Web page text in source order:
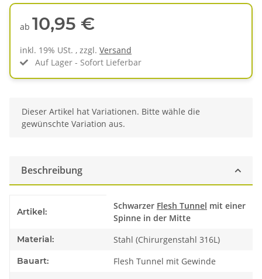
ab 10,95 €
inkl. 19% USt. , zzgl. Versand
Auf Lager - Sofort Lieferbar
x
Dieser Artikel hat Variationen. Bitte wähle die
gewünschte Variation aus.
Beschreibung
Artikel:
Schwarzer Flesh Tunnel mit einer
Spinne in der Mitte
Material: Stahl (Chirurgenstahl 316L)
Bauart: Flesh Tunnel mit Gewinde